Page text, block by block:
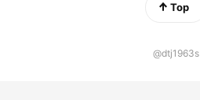
Top
@dtj1963s